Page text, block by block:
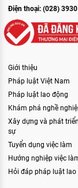
Điện thoại: (028)
Giới thiệu
Pháp luật Việt Nam
Pháp luật lao động
Khám phá nghề
Xây dựng và phát
sự
Tuyển dụng việc làm
Hướng nghiệp việc
Hỏi đáp pháp luật lao